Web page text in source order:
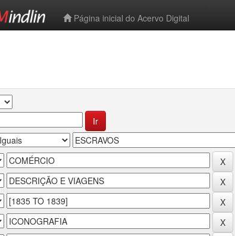
Página inicial do Acervo Digital